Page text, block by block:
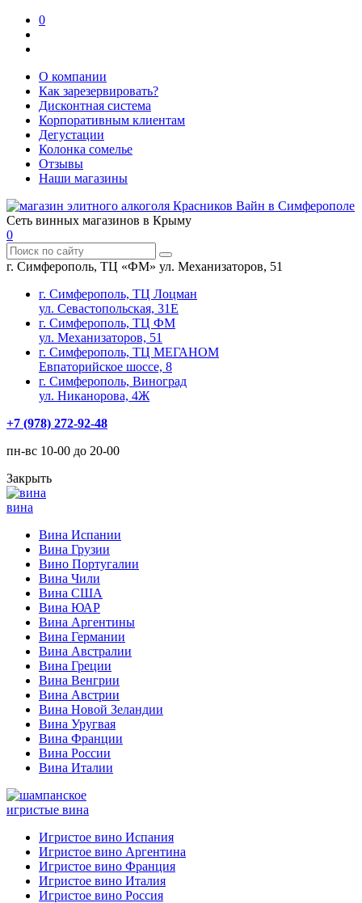
0
О компании
Как зарезервировать?
Дисконтная система
Корпоративным клиентам
Дегустации
Колонка сомелье
Отзывы
Наши магазины
Сеть винных магазинов в Крыму
0
г. Симферополь, ТЦ «ФМ» ул. Механизаторов, 51
г. Симферополь, ТЦ Лоцман
ул. Севастопольская, 31Е
г. Симферополь, ТЦ ФМ
ул. Механизаторов, 51
г. Симферополь, ТЦ МЕГАНОМ
Евпаторийское шоссе, 8
г. Симферополь, Виноград
ул. Никанорова, 4Ж
+7 (978) 272-92-48
пн-вс 10-00 до 20-00
Закрыть
вина
Вина Испании
Вина Грузии
Вино Португалии
Вина Чили
Вина США
Вина ЮАР
Вина Аргентины
Вина Германии
Вина Австралии
Вина Греции
Вина Венгрии
Вина Австрии
Вина Новой Зеландии
Вина Уругвая
Вина Франции
Вина России
Вина Италии
игристые вина
Игристое вино Испания
Игристое вино Аргентина
Игристое вино Франция
Игристое вино Италия
Игристое вино Россия